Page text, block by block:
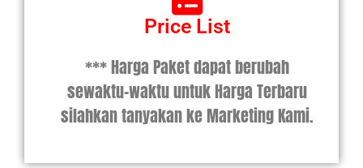
Price List
*** Harga Paket dapat berubah
sewaktu-waktu untuk Harga Terbaru
silahkan tanyakan ke Marketing Kami.